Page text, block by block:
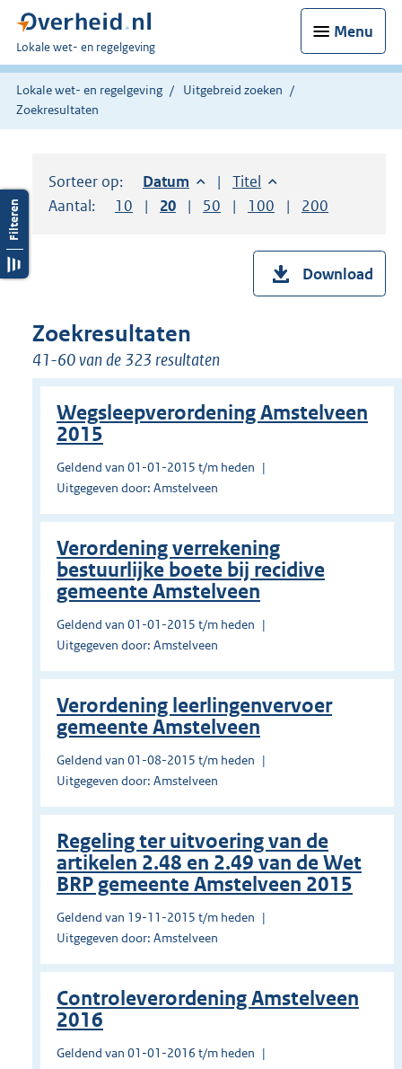
Menu
U
bent
hier:
Lokale wet- en regelgeving
Lokale wet- en regelgeving
Uitgebreid zoeken
Zoekresultaten
Sorteer op: Sorteer op:
Datum aflopendSorteer op:
Titel oplopend
Aantal:
Toon
10 resultaten per pagina
Toon
20 resultaten per pagina
Toon
50 resultaten per pagina
Toon
100 resultaten per
Toon
200
Download
Zoekresultaten
41-60 van de 323 resultaten
Wegsleepverordening Amstelveen
2015
Geldend van 01-01-2015 t/m heden
Uitgegeven door: Amstelveen
Verordening verrekening
bestuurlijke boete bij recidive
gemeente Amstelveen
Geldend van 01-01-2015 t/m heden
Uitgegeven door: Amstelveen
Verordening leerlingenvervoer
gemeente Amstelveen
Geldend van 01-08-2015 t/m heden
Uitgegeven door: Amstelveen
Regeling ter uitvoering van de
artikelen 2.48 en 2.49 van de Wet
BRP gemeente Amstelveen 2015
Geldend van 19-11-2015 t/m heden
Uitgegeven door: Amstelveen
Controleverordening Amstelveen
2016
Geldend van 01-01-2016 t/m heden